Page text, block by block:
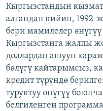
Кыргызстандын
алгандан кийин,
бери мамилелер
Кыргызстанга жалпы
доллардан ашуун
бөлүгү кайтарымсыз,
кредит түрүндө
туруктуу өнүгүү
белгиленген